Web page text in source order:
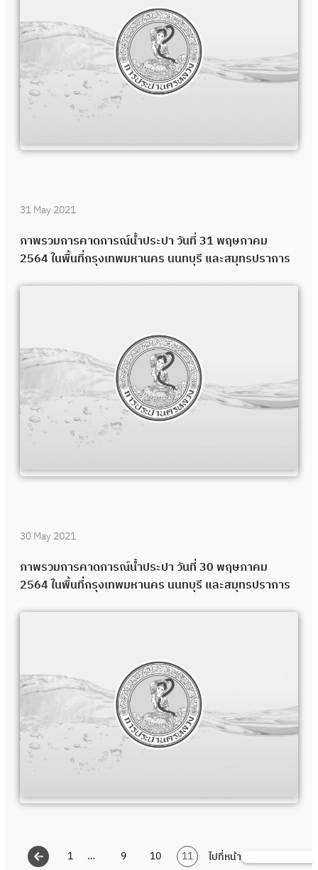
31 May 2021
ภาพรวมการคาดการณ์น้ำประปา วันที่ 31 พฤษภาคม
2564 ในพื้นที่กรุงเทพมหานคร นนทบุรี และสมุทรปราการ
30 May 2021
ภาพรวมการคาดการณ์น้ำประปา วันที่ 30 พฤษภาคม
2564 ในพื้นที่กรุงเทพมหานคร นนทบุรี และสมุทรปราการ
1 … 9 10 11 ไปที่หน้าSearch